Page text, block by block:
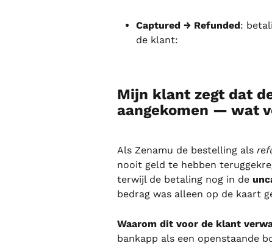
Captured → Refunded:
de klant:
Mijn klant zegt dat
aangekomen — wat
Als Zenamu de bestelling als
nooit geld te hebben
terwijl de betaling nog in de
bedrag was alleen op de kaart
Waarom dit voor de klant
bankapp als een openstaande